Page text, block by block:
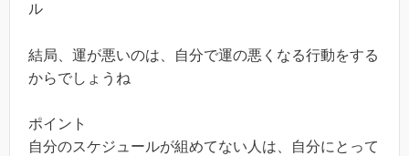
ル
結局、運が悪いのは、自分で運の悪くなる行動をする
からでしょうね
ポイント
自分のスケジュールが組めてない人は、自分にとって